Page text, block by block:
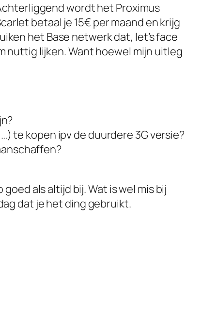
wordt het Proximus
betaal je 15€ per maand en krijg
het Base netwerk dat, let’s face
nuttig lijken. Want hoewel mijn uitleg
te kopen ipv de duurdere 3G versie?
als altijd bij. Wat is wel mis bij
dat je het ding gebruikt.